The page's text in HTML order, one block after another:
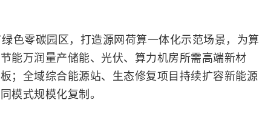
色零碳园区，打造源网荷算一体化示范场景，为算
能万润量产储能、光伏、算力机房所需高端新材
；全域综合能源站、生态修复项目持续扩容新能源
模式规模化复制。